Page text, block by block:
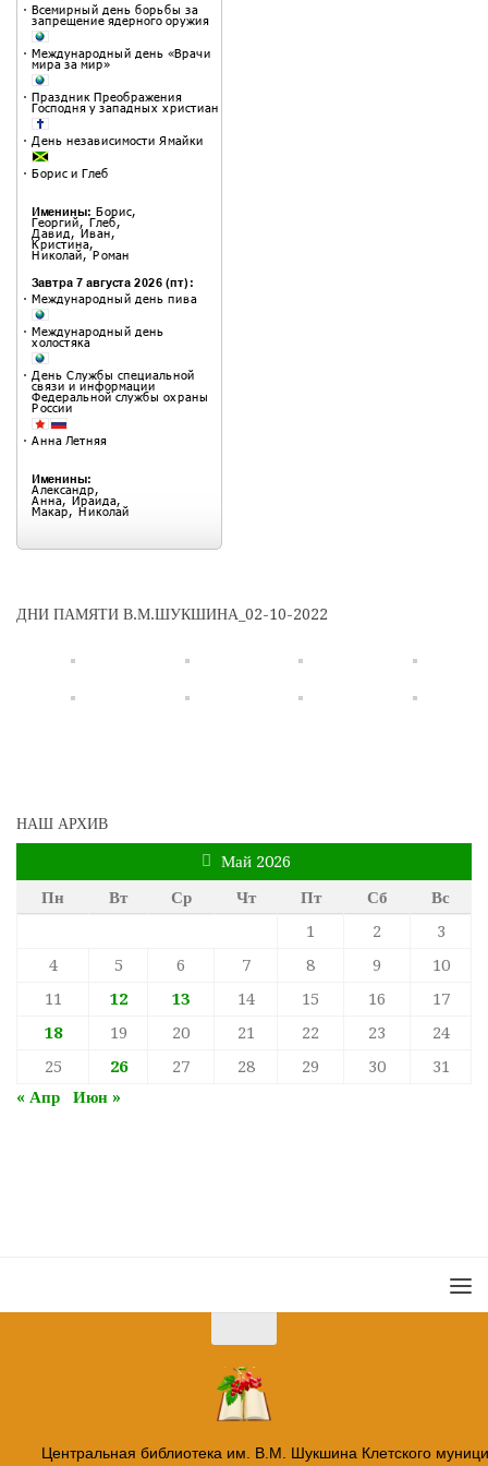
ДНИ ПАМЯТИ В.М.ШУКШИНА_02-10-2022
НАШ АРХИВ
Май 2026
Пн
Вт Ср Чт Пт Сб
Вс
1
2
3
4
5 6 7 8 9
10
11
12 13 14 15 16
17
18
19 20 21 22 23
24
25
26 27 28 29 30
31
« Апр
Июн »
Центральная библиотека им. В.М. Шукшина Клетского